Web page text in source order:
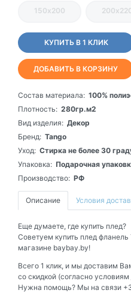
150х200
КУПИТЬ В 1 КЛИК
ДОБАВИТЬ В КОРЗИНУ
Состав материала: 100%
Плотность: 280гр.м2
Вид изделия: Декор
Бренд: Tango
Уход: Стирка не более 30
Упаковка: Подарочная
Производство: РФ
Описание Условия
Еще думаете, где купить плед?
Советуем купить плед
магазине baybay.by!
Всего 1 клик, и мы доставим
со скидкой (согласно
Нужна помощь? Мы на связи